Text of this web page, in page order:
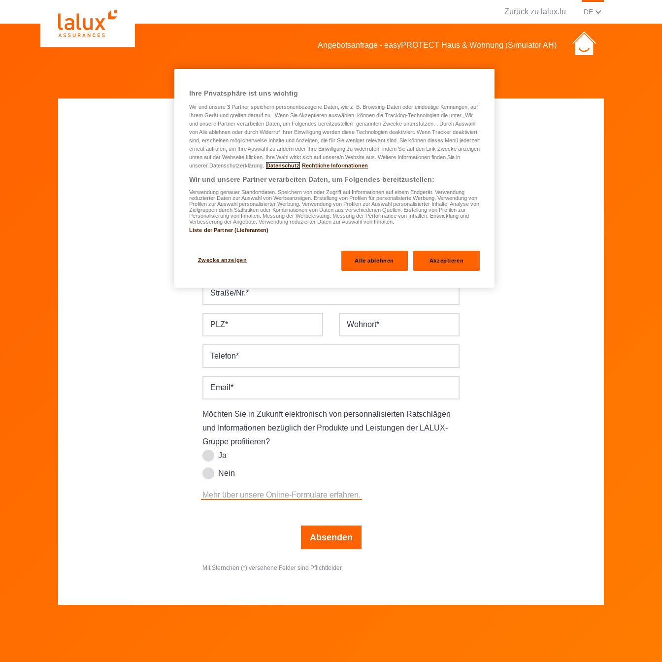
Zurück zu lalux.lu AKTUELLE SPRACHE
DE(DEUTSCH)
Angebotsanfrage - easyPROTECT Haus & Wohnung (Simulator AH)
Angebotsanfrage für eine Hausrat- und
Wohnungsversicherung
*
Name*
Straße/Nr.*
PLZ* Wohnort*
Telefon*
Email *
Möchten Sie in Zukunft elektronisch von personnalisierten Ratschlägen
und Informationen bezüglich der Produkte und Leistungen der LALUX-
Gruppe profitieren?
Ja
Nein
Mehr über unsere Online-Formulare erfahren.
Absenden
Mit Sternchen (*) versehene Felder sind Pflichtfelder
Ihre Privatsphäre ist uns wichtig
Wir und unsere 3 Partner speichern personenbezogene Daten, wie z. B. Browsing-Daten oder eindeutige Kennungen, auf
Ihrem Gerät und greifen darauf zu . Wenn Sie Akzeptieren auswählen, können die Tracking-Technologien die unter „Wir
und unsere Partner verarbeiten Daten, um Folgendes bereitzustellen“ genannten Zwecke unterstützen. . Durch Auswahl
von Alle ablehnen oder durch Widerruf Ihrer Einwilligung werden diese Technologien deaktiviert. Wenn Tracker deaktiviert
sind, erscheinen möglicherweise Inhalte und Anzeigen, die für Sie weniger relevant sind. Sie können dieses Menü jederzeit
erneut aufrufen, um Ihre Auswahl zu ändern oder Ihre Einwilligung zu widerrufen, indem Sie auf den Link Zwecke anzeigen
unten auf der Webseite klicken. Ihre Wahl wirkt sich auf unsere/n Website aus. Weitere Informationen finden Sie in
unserer Datenschutzerklärung.
Datenschutz Rechtliche Informationen
Wir und unsere Partner verarbeiten Daten, um Folgendes bereitzustellen:
Verwendung genauer Standortdaten. Speichern von oder Zugriff auf Informationen auf einem Endgerät. Verwendung
reduzierter Daten zur Auswahl von Werbeanzeigen. Erstellung von Profilen für personalisierte Werbung. Verwendung von
Profilen zur Auswahl personalisierter Werbung. Verwendung von Profilen zur Auswahl personalisierter Inhalte. Analyse von
Zielgruppen durch Statistiken oder Kombinationen von Daten aus verschiedenen Quellen. Erstellung von Profilen zur
Personalisierung von Inhalten. Messung der Werbeleistung. Messung der Performance von Inhalten. Entwicklung und
Verbesserung der Angebote. Verwendung reduzierter Daten zur Auswahl von Inhalten.
Liste der Partner (Lieferanten)
Zwecke anzeigen Alle ablehnen Akzeptieren